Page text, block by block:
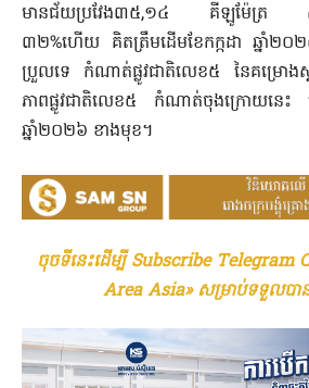
មានជ័យប្រវែង៣៥,១៤ គីឡូម៉ែត្រ សម្
៣២%ហើយ គិតត្រឹមដើមខែកក្កដា ឆ្នាំ២០២
ប្រួលទេ កំណាត់ផ្លូវជាតិលេខ៥ នៃគម្រោ
ភាពផ្លូវជាតិលេខ៥ កំណាត់ចុងក្រោយនេះ
ឆ្នាំ២០២៦ ខាងមុខ។
ចុចទីនេះដើម្បី Subscribe Telegram
Area Asia» សម្រាប់ទទួលបា